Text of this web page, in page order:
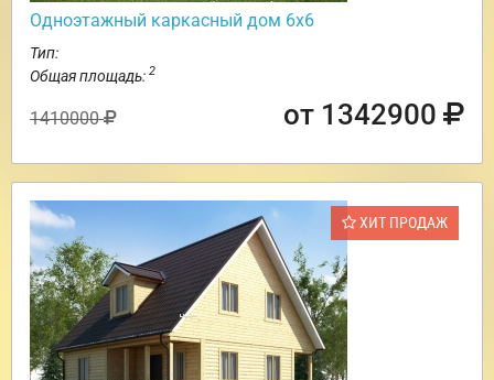
Одноэтажный каркасный дом 6х6
Тип:
Общая площадь: 2
1410000 от 1342900
ХИТ ПРОДАЖ